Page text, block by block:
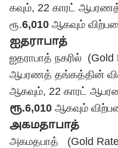
கவும், 22 காரட் ஆபரணத்
ரூ.6,010 ஆகவும்
ஐதராபாத்
ஐதராபாத் நகரில் (Gold
ஆபரணத் தங்கத்தின்
ஆகவும், 22 காரட்
ரூ.6,010 ஆகவும்
அகமதாபாத்
அகமதபாத் (Gold Rate